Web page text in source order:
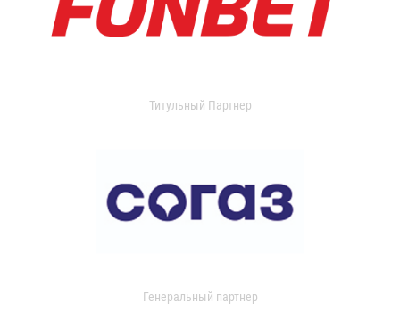
Титульный Партнер
Генеральный партнер